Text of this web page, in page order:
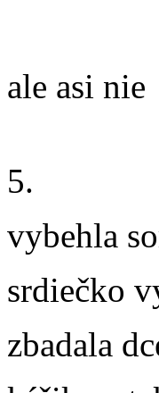
ale asi nie
5.
vybehla
srdiečko
zbadala